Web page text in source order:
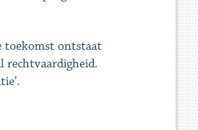
toekomst ontstaat
rechtvaardigheid.